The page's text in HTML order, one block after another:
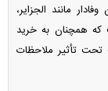
مانند الجزایر،
که همچنان به خرید
تأثیر ملاحظات